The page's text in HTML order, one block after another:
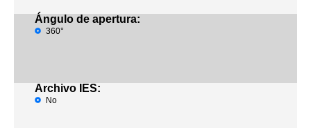
Ángulo de apertura:
360°
Archivo IES:
No